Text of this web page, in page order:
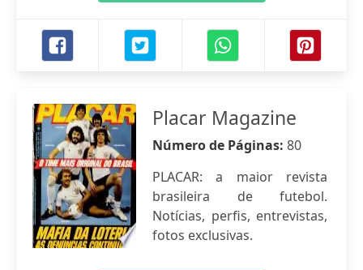
Placar Magazine
Número de Páginas: 80
PLACAR: a maior revista
brasileira de futebol.
Notícias, perfis, entrevistas,
fotos exclusivas.